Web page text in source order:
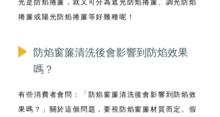
光是防焰捲簾，就又可分為遮光防焰捲簾、調光防焰
捲簾或陽光防焰捲簾等好幾種呢！
防焰窗簾清洗後會影響到防焰效果
嗎？
有些消費者會問：「 防焰窗簾清洗後會影響到防焰效
果嗎？」關於這個問題，要視防焰窗簾材質而定 。假